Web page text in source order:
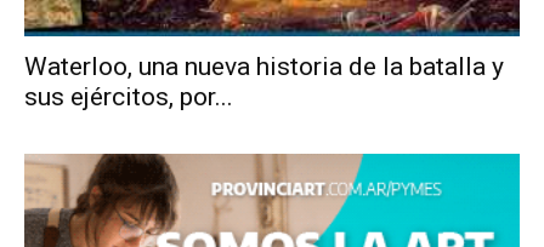
Waterloo, una nueva historia de la batalla y
sus ejércitos, por...